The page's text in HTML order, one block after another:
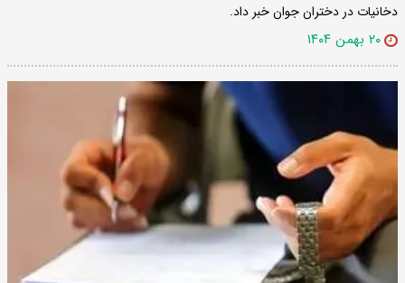
دخانیات در دختران جوان خبر داد.
۲۰ بهمن ۱۴۰۴